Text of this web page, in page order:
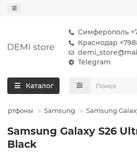
Симферополь
Краснодар
Telegram
Каталог
Samsung Samsung
Samsung Galaxy S26
Black